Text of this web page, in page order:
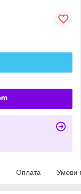
Оплата Умови